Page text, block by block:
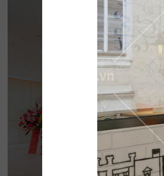
BẮC
Nhà hàng Bắc Kim